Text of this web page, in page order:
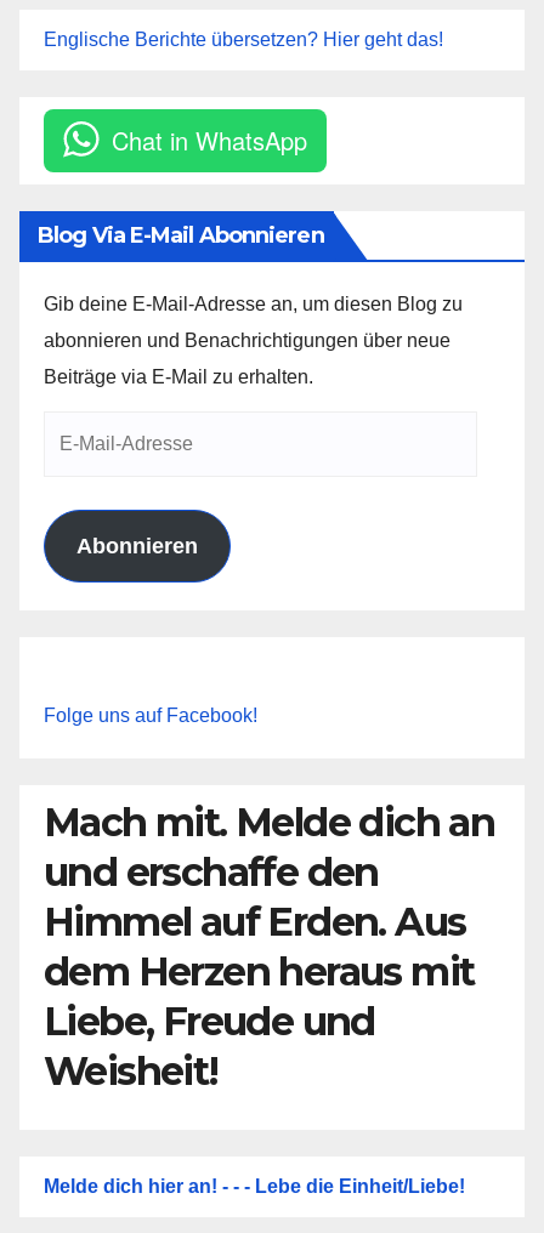
Englische Berichte übersetzen? Hier geht das!
Chat in WhatsApp
Blog Via E-Mail Abonnieren
Gib deine E-Mail-Adresse an, um diesen Blog zu
abonnieren und Benachrichtigungen über neue
Beiträge via E-Mail zu erhalten.
Abonnieren
Folge uns auf Facebook!
Mach mit. Melde dich an
und erschaffe den
Himmel auf Erden. Aus
dem Herzen heraus mit
Liebe, Freude und
Weisheit!
Melde dich hier an! - - - Lebe die Einheit/Liebe!